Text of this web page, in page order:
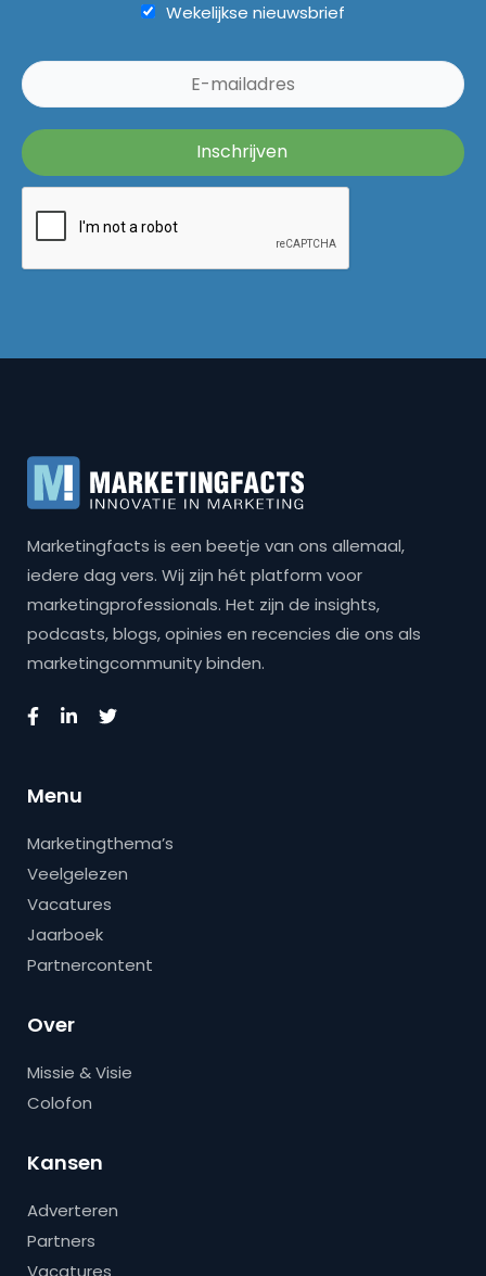
Wekelijkse nieuwsbrief
Marketingfacts is een beetje van ons allemaal,
iedere dag vers. Wij zijn hét platform voor
marketingprofessionals. Het zijn de insights,
podcasts, blogs, opinies en recencies die ons als
marketingcommunity binden.
Menu
Marketingthema’s
Veelgelezen
Vacatures
Jaarboek
Partnercontent
Over
Missie & Visie
Colofon
Kansen
Adverteren
Partners
Vacatures